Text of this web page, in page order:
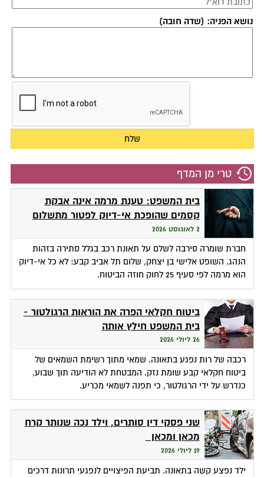
נושא הפניה: (שדה חובה)
טרי מן המדף
בית המשפט: טענת מרמה אינה אבקת
קסמים שהופכת אי-דיוק לפטור מתשלום
2 לאוגוסט 2026
חברת שומרה סירבה לשלם על תאונת רכב בגלל סתירה בזהות
הנהג. השופט אלישי בן יצחק, שלום תל אביב קבע: לא כל אי-דיוק
הוא מרמה לפי סעיף 25 לחוק חוזה הביטוח.
ביטוח חקלאי הפרה את הוראות הרגולטור -
בית המשפט חילץ אותה
26 ליולי 2026
רכבה של רות נפגע בתאונה. שמאי מתוך רשימת השמאים של
ביטוח חקלאי קבע שומת נזק. המבטחת לא הודיעה תוך שבוע,
כנדרש על ידי הרגולטור, כי תפנה לשמאי מכריע.
שני פסקי דין סותרים, וילד נכה שנותר קרח
מכאן ומכאן
19 ליולי 2026
ילד נפצע קשה בתאונה. תביעת הפיצויים לנפגעי תרונות דרכים